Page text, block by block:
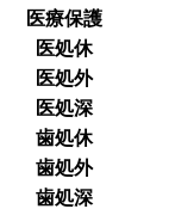
医療保護
医処休
医処外
医処深
歯処休
歯処外
歯処深